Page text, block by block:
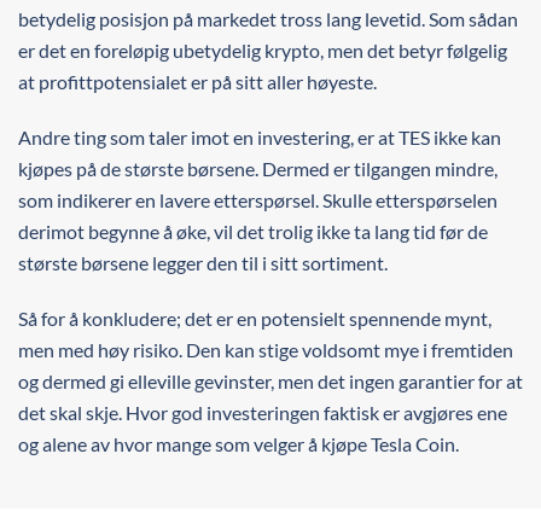
betydelig posisjon på markedet tross lang levetid. Som sådan
er det en foreløpig ubetydelig krypto, men det betyr følgelig
at profittpotensialet er på sitt aller høyeste.
Andre ting som taler imot en investering, er at TES ikke kan
kjøpes på de største børsene. Dermed er tilgangen mindre,
som indikerer en lavere etterspørsel. Skulle etterspørselen
derimot begynne å øke, vil det trolig ikke ta lang tid før de
største børsene legger den til i sitt sortiment.
Så for å konkludere; det er en potensielt spennende mynt,
men med høy risiko. Den kan stige voldsomt mye i fremtiden
og dermed gi elleville gevinster, men det ingen garantier for at
det skal skje. Hvor god investeringen faktisk er avgjøres ene
og alene av hvor mange som velger å kjøpe Tesla Coin.